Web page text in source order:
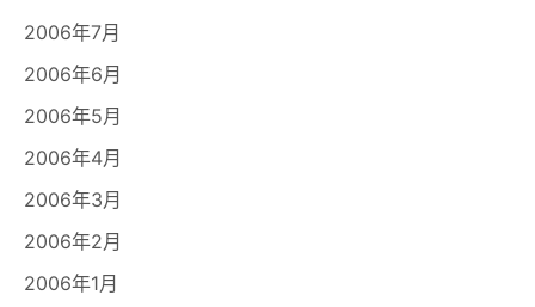
2006年7月
2006年6月
2006年5月
2006年4月
2006年3月
2006年2月
2006年1月